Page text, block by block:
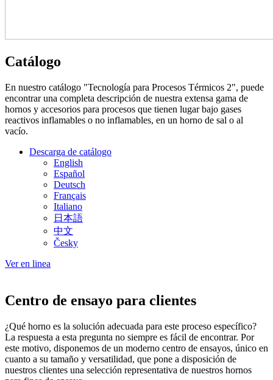
Catálogo
En nuestro catálogo "Tecnología para Procesos Térmicos 2", puede
encontrar una completa descripción de nuestra extensa gama de
hornos y accesorios para procesos que tienen lugar bajo gases
reactivos inflamables o no inflamables, en un horno de sal o al
vacío.
Descarga de catálogo
English
Español
Deutsch
Français
Italiano
日本語
中文
Česky
Ver en linea
Centro de ensayo para clientes
¿Qué horno es la solución adecuada para este proceso específico?
La respuesta a esta pregunta no siempre es fácil de encontrar. Por
este motivo, disponemos de un moderno centro de ensayos, único en
cuanto a su tamaño y versatilidad, que pone a disposición de
nuestros clientes una selección representativa de nuestros hornos